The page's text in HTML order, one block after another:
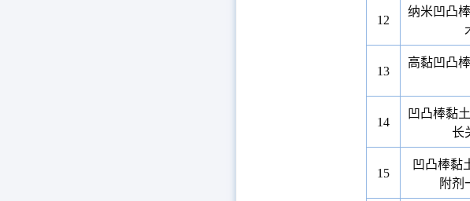
12
纳米凹凸
13
高黏凹凸
14
凹凸棒黏
长
15
凹凸棒黏
附剂